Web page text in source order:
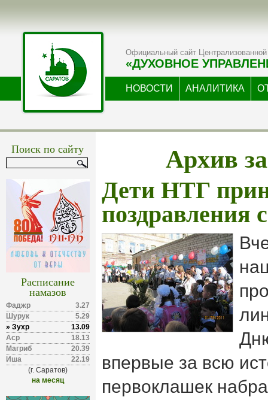
Официальный сайт Централизованной
«ДУХОВНОЕ
НОВОСТИ АНАЛИТИКА
Поиск по сайту
Расписание
намазов
Фаджр
3.27
Шурук
5.29
» Зухр
13.09
Аср
18.13
Магриб
20.39
Иша
22.19
(г. Саратов)
на месяц
Архив
Дети НТГ
поздравления
впервые за всю
первоклашек